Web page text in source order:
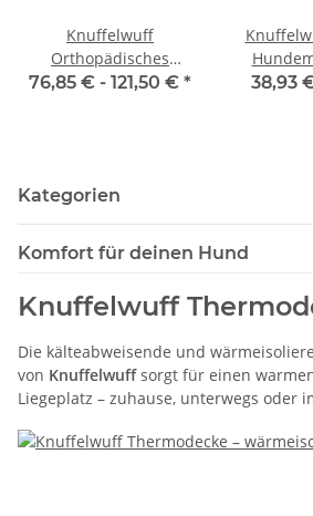
Knuffelwuff
Orthopädisches
Hundebett Luisa aus
76,85 € - 121,50 € *
aus
38,93
Kategorien
Komfort für deinen Hund
Knuffelwuff
Die kälteabweisende und
von Knuffelwuffsorgt für einen
Liegeplatz – zuhause, unterwegs oder